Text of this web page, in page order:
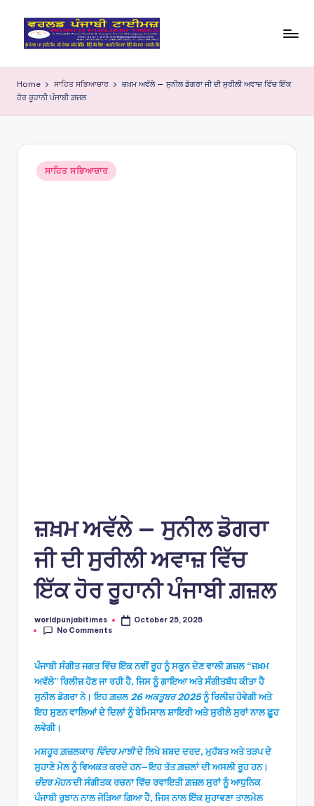
o
rl
Home ਸਾਹਿਤ ਸਭਿਆਚਾਰ
ਜ਼ਖ਼ਮ ਅਵੱਲੇ — ਸੁਨੀਲ ਡੋਗਰਾ ਜੀ ਦੀ ਸੁਰੀਲੀ ਅਵਾਜ਼ ਵਿੱਚ ਇੱਕ
ਹੋਰ ਰੂਹਾਨੀ ਪੰਜਾਬੀ ਗ਼ਜ਼ਲ
Posted
in
ਸਾਹਿਤ ਸਭਿਆਚਾਰ
ਜ਼ਖ਼ਮ ਅਵੱਲੇ — ਸੁਨੀਲ ਡੋਗਰਾ
ਜੀ ਦੀ ਸੁਰੀਲੀ ਅਵਾਜ਼ ਵਿੱਚ
ਇੱਕ ਹੋਰ ਰੂਹਾਨੀ ਪੰਜਾਬੀ ਗ਼ਜ਼ਲ
Posted
by
worldpunjabitimes
October 25, 2025
No Comments
ਪੰਜਾਬੀ ਸੰਗੀਤ ਜਗਤ ਵਿੱਚ ਇੱਕ ਨਵੀਂ ਰੂਹ ਨੂੰ ਸਕੂਨ ਦੇਣ ਵਾਲੀ ਗ਼ਜ਼ਲ “ਜ਼ਖ਼ਮ
ਅਵੱਲੇ” ਰਿਲੀਜ਼ ਹੋਣ ਜਾ ਰਹੀ ਹੈ, ਜਿਸ ਨੂੰ ਗਾਇਆ ਅਤੇ ਸੰਗੀਤਬੱਧ ਕੀਤਾ ਹੈ
ਸੁਨੀਲ ਡੋਗਰਾ ਨੇ। ਇਹ ਗ਼ਜ਼ਲ26 ਅਕਤੂਬਰ 2025ਨੂੰ ਰਿਲੀਜ਼ ਹੋਵੇਗੀ ਅਤੇ
ਇਹ ਸੁਣਨ ਵਾਲਿਆਂ ਦੇ ਦਿਲਾਂ ਨੂੰ ਬੇਮਿਸਾਲ ਸ਼ਾਇਰੀ ਅਤੇ ਸੁਰੀਲੇ ਸੁਰਾਂ ਨਾਲ ਛੂਹ
ਲਵੇਗੀ।
ਮਸ਼ਹੂਰ ਗ਼ਜ਼ਲਕਾਰਵਿੰਦਰ ਮਾਝੀਦੇ ਲਿਖੇ ਸ਼ਬਦ ਦਰਦ, ਮੁਹੱਬਤ ਅਤੇ ਤੜਪ ਦੇ
ਸੁਹਾਣੇ ਮੇਲ ਨੂੰ ਵਿਅਕਤ ਕਰਦੇ ਹਨ—ਇਹ ਤੱਤ ਗ਼ਜ਼ਲਾਂ ਦੀ ਅਸਲੀ ਰੂਹ ਹਨ।
ਚੰਦਰ ਮੋਹਨਦੀ ਸੰਗੀਤਕ ਰਚਨਾ ਵਿੱਚ ਰਵਾਇਤੀ ਗ਼ਜ਼ਲ ਸੁਰਾਂ ਨੂੰ ਆਧੁਨਿਕ
ਪੰਜਾਬੀ ਰੁਝਾਨ ਨਾਲ ਜੋੜਿਆ ਗਿਆ ਹੈ, ਜਿਸ ਨਾਲ ਇੱਕ ਸੁਹਾਵਣਾ ਤਾਲਮੇਲ